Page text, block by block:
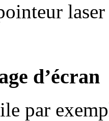
d’écran
par